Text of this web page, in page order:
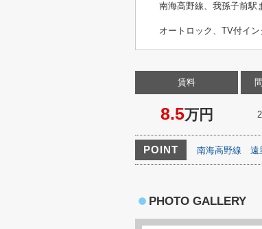
南海高野線、我孫子前駅
オートロック、TV付イ
賃料
8.5万円
POINT 南海高野線 遠
PHOTO GALLERY